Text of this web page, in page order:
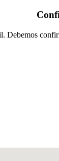
Debemos